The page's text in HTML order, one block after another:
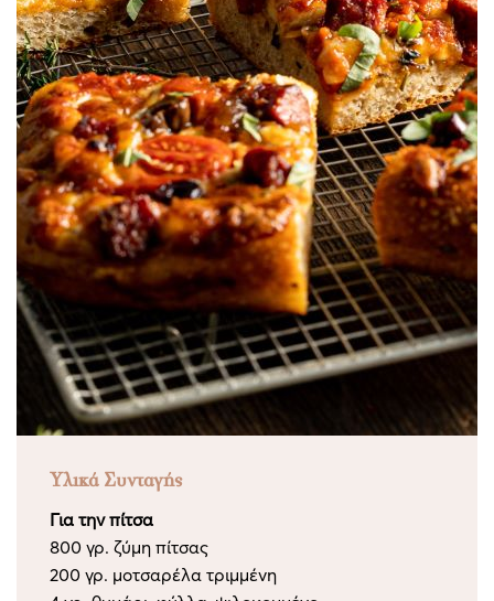
Υλικά Συνταγής
Για την πίτσα
800 γρ. ζύμη πίτσας
200 γρ. μοτσαρέλα τριμμένη